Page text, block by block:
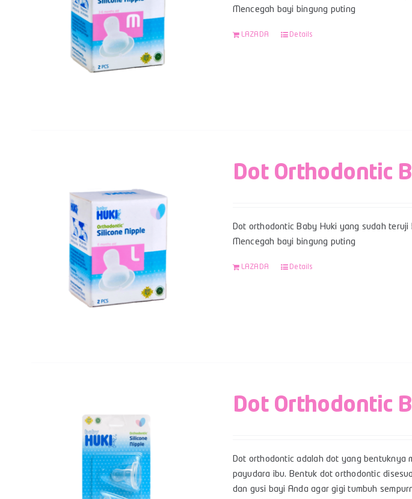
Mencegah bayi bingung puting
LAZADA Details
Dot Orthodontic
Dot orthodontic Baby Huki yang sudah
Mencegah bayi bingung puting
LAZADA Details
Dot Orthodontic
Dot orthodontic adalah dot yang bentuknya
payudara ibu. Bentuk dot orthodontic
dan gusi bayi Anda agar gigi tumbuh